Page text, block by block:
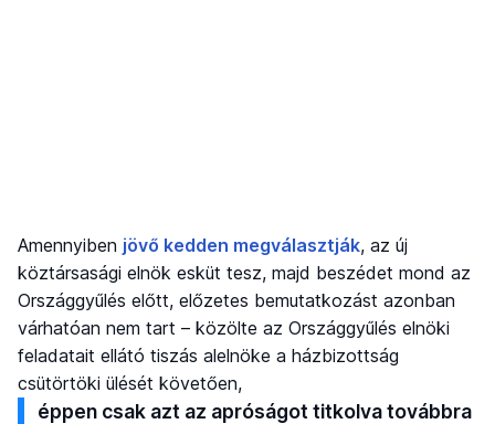
Amennyiben jövő kedden megválasztják, az új
köztársasági elnök esküt tesz, majd beszédet mond az
Országgyűlés előtt, előzetes bemutatkozást azonban
várhatóan nem tart – közölte az Országgyűlés elnöki
feladatait ellátó tiszás alelnöke a házbizottság
csütörtöki ülését követően,
éppen csak azt az apróságot titkolva továbbra